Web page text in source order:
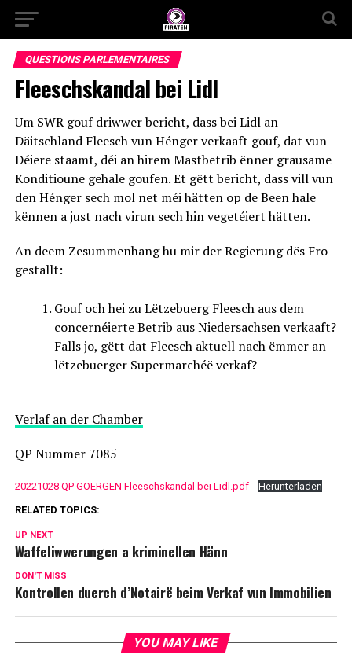
QUESTIONS PARLEMENTAIRES
Fleeschskandal bei Lidl
Um SWR gouf driwwer bericht, dass bei Lidl an
Däitschland Fleesch vun Hénger verkaaft gouf, dat vun
Déiere staamt, déi an hirem Mastbetrib ënner grausame
Konditioune gehale goufen. Et gëtt bericht, dass vill vun
den Hénger sech mol net méi hätten op de Been hale
kënnen a just nach virun sech hin vegetéiert hätten.
An deem Zesummenhang hu mir der Regierung dës Fro
gestallt:
Gouf och hei zu Lëtzebuerg Fleesch aus dem
concernéierte Betrib aus Niedersachsen verkaaft?
Falls jo, gëtt dat Fleesch aktuell nach ëmmer an
lëtzebuerger Supermarchéë verkaf?
Verlaf an der Chamber
QP Nummer 7085
20221028 QP GOERGEN Fleeschskandal bei Lidl.pdf
Herunterladen
RELATED TOPICS:
UP NEXT
Waffeliwwerungen a kriminellen Hänn
DON'T MISS
Kontrollen duerch d’Notairë beim Verkaf vun Immobilien
YOU MAY LIKE